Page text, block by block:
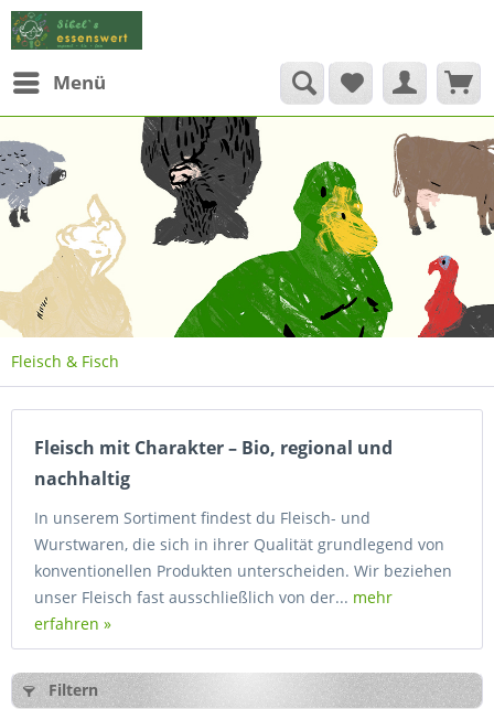
Menü
Fleisch & Fisch
Fleisch mit Charakter – Bio, regional und
nachhaltig
In unserem Sortiment findest du Fleisch- und
Wurstwaren, die sich in ihrer Qualität grundlegend von
konventionellen Produkten unterscheiden. Wir beziehen
unser Fleisch fast ausschließlich von der... mehr
erfahren »
Filtern